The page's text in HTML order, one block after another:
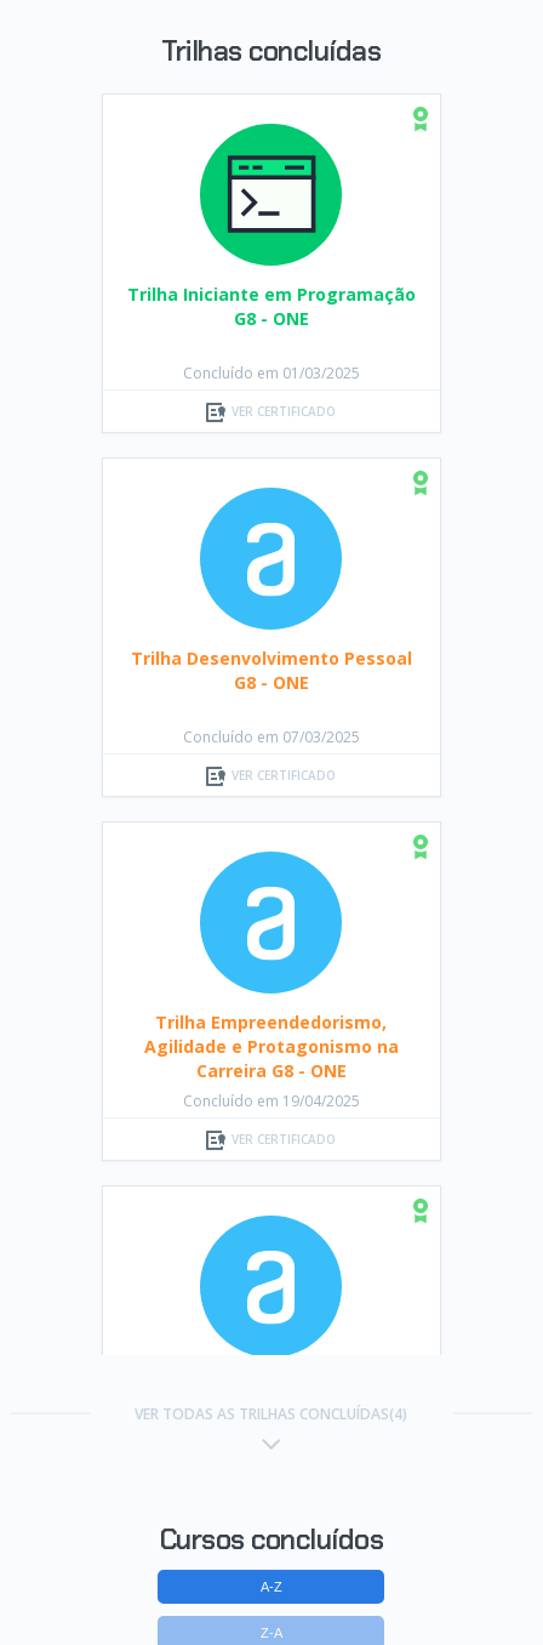
Trilhas concluídas
Trilha Iniciante em Programação
G8 - ONE
Concluído em 01/03/2025
VER CERTIFICADO
Trilha Desenvolvimento Pessoal
G8 - ONE
Concluído em 07/03/2025
VER CERTIFICADO
Trilha Empreendedorismo,
Agilidade e Protagonismo na
Carreira G8 - ONE
Concluído em 19/04/2025
VER CERTIFICADO
Python G8 - ONE
VER TODAS AS TRILHAS CONCLUÍDAS(4)
Cursos concluídos
A-Z
Z-A